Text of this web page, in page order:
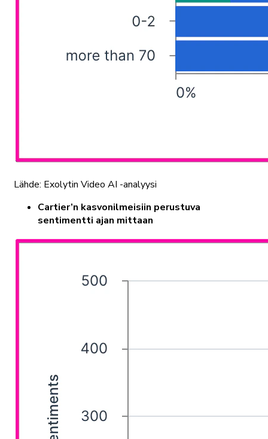
Lähde: Exolytin Video AI -analyysi
Cartier’n kasvonilmeisiin perustuva
sentimentti ajan mittaan